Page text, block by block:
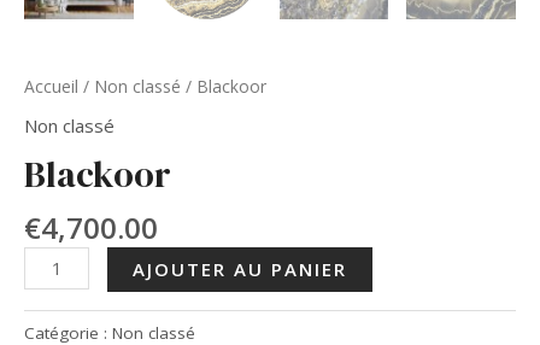
Accueil / Non classé / Blackoor
Non classé
Blackoor
€4,700.00
quantité
de
Blackoor
AJOUTER AU PANIER
Catégorie : Non classé